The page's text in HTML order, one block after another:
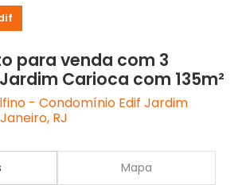
para venda com 3
Carioca com 135m²
- Condomínio Edif Jardim
RJ
Mapa